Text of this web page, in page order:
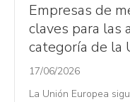
Empresas de
claves para las
categoría de la
17/06/2026
La Unión Europea